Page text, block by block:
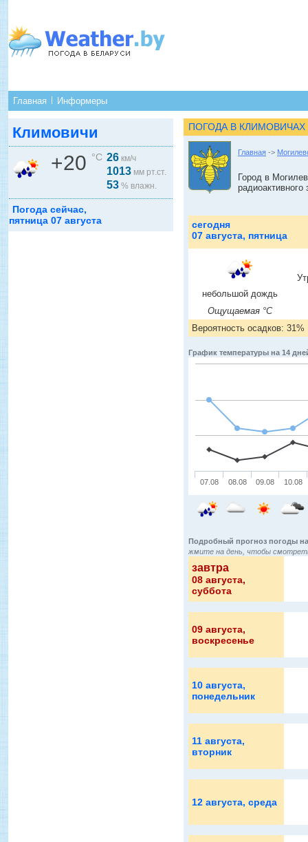
Главная Информеры
Климовичи
+20 °C 26 км/ч
1013 мм рт.ст.
53 % влажн.
Погода сейчас,
пятница 07 августа
ПОГОДА В КЛИМОВИЧАХ
Главная ->
Город в
радиоактивного
сегодня
07 августа, пятница
небольшой дождь
Ощущаемая °C
Вероятность осадков: 31%
График температуры на 14
07.08 08.08 09.08 10.08
Подробный прогноз погоды
жмите на день, чтобы
завтра
08 августа,
суббота
09 августа,
воскресенье
10 августа,
понедельник
11 августа,
вторник
12 августа, среда